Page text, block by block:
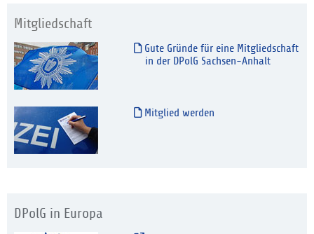
Mitgliedschaft
Gute Gründe für eine Mitgliedschaft
in der DPolG Sachsen-Anhalt
Mitglied werden
DPolG in Europa